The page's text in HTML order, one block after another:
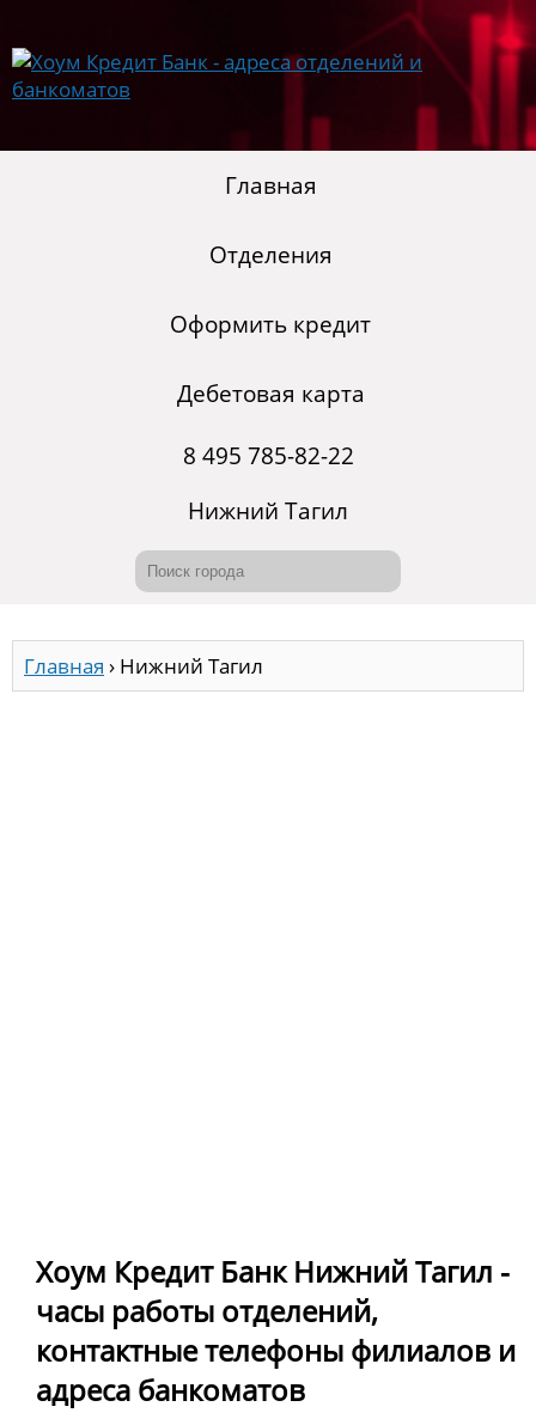
Главная
Отделения
Оформить кредит
Дебетовая карта
8 495 785-82-22
Нижний Тагил
Главная › Нижний Тагил
Хоум Кредит Банк Нижний Тагил -
часы работы отделений,
контактные телефоны филиалов и
адреса банкоматов